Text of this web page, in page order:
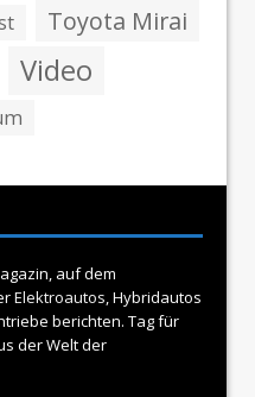
Toyota Mirai
Video
auf dem
Elektroautos, Hybridautos
berichten. Tag für
der Welt der